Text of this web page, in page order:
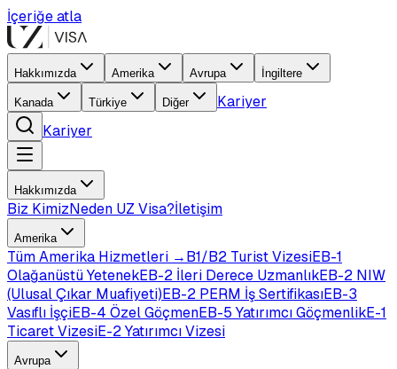
İçeriğe atla
Hakkımızda Amerika Avrupa İngiltere
Kanada Türkiye Diğer
Kariyer
Kariyer
Hakkımızda
Biz KimizNeden UZ Visa?İletişim
Amerika
TümAmerika Hizmetleri →B1/B2 Turist VizesiEB-1
Olağanüstü YetenekEB-2 İleri Derece UzmanlıkEB-2 NIW
(Ulusal Çıkar Muafiyeti)EB-2 PERM İş SertifikasıEB-3
Vasıflı İşçiEB-4 Özel GöçmenEB-5 Yatırımcı GöçmenlikE-1
Ticaret VizesiE-2 Yatırımcı Vizesi
Avrupa